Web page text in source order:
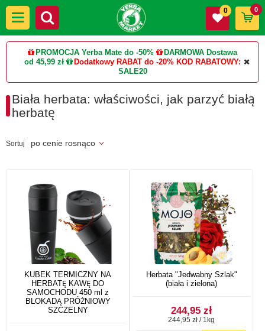
PROMOCJA Yerba Mate do -50%
DARMOWA Dostawa
od 45,99 zł
Dodatkowy RABAT do -20% KOD RABATOWY:
SALE20
0 0
Biała herbata: właściwości, jak parzyć białą
herbatę
Sortuj po cenie rosnąco
KUBEK TERMICZNY NA
HERBATĘ KAWĘ DO
SAMOCHODU 450 ml z
BLOKADĄ PRÓŻNIOWY
SZCZELNY
Herbata "Jedwabny Szlak"
(biała i zielona)
244,95 zł
244,95 zł / 1kg